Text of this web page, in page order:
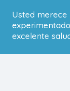
Usted
excelente